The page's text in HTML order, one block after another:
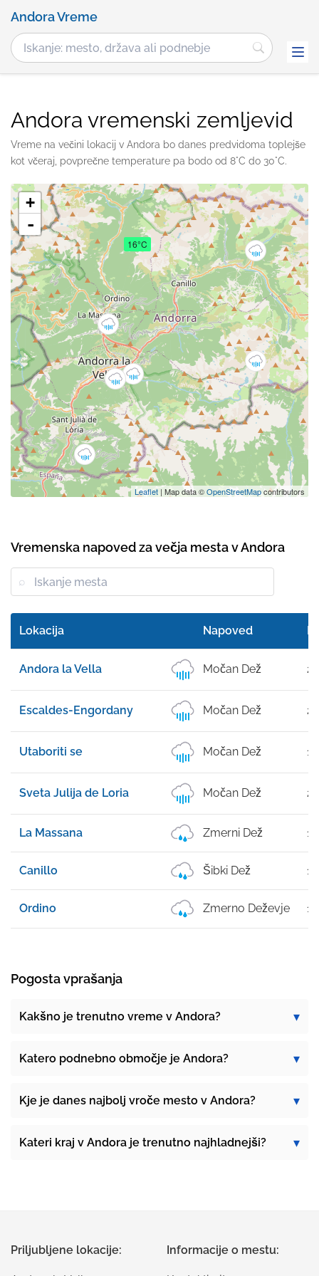
Andora Vreme
Andora vremenski zemljevid
Vreme na večini lokacij v Andora bo danes predvidoma toplejše
kot včeraj, povprečne temperature pa bodo od 8°C do 30°C.
16°C
+
-
Leaflet | Map data ©OpenStreetMapcontributors
Vremenska napoved za večja mesta v Andora
Lokacija Napoved
Andora la Vella Močan Dež
Escaldes-Engordany Močan Dež
Utaboriti se Močan Dež
Sveta Julija de Loria Močan Dež
La Massana Zmerni Dež
Canillo Šibki Dež
Ordino Zmerno Deževje
Pogosta vprašanja
Kakšno je trenutno vreme v Andora?
Katero podnebno območje je Andora?
Kje je danes najbolj vroče mesto v Andora?
Kateri kraj v Andora je trenutno najhladnejši?
Priljubljene lokacije: Informacije o mestu: